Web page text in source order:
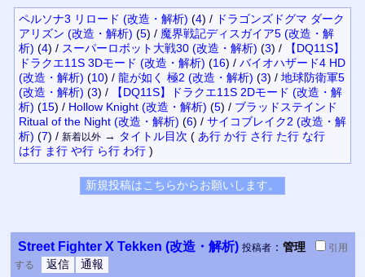
ペルソナ3 リロード (改造・解析) (4) / ドラゴンズドグマ ダーク
アリズン (改造・解析) (5) / 魔界戦記ディスガイア5 (改造・解
析) (4) / スーパーロボット大戦30 (改造・解析) (3) /
【DQ11S】
ドラクエ11S 3Dモード (改造・解析) (16) / バイオハザード4 HD
(改造・解析) (10) / 龍が如く 極2 (改造・解析) (3) / 地球防衛軍5
(改造・解析) (3) /
【DQ11S】ドラクエ11S 2Dモード (改造・解
析) (15) / Hollow Knight (改造・解析) (5) / ブラッドステインド
Ritual of the Night (改造・解析) (6) / サイコブレイク2 (改造・解
析) (7) / 新着以外 → タイトル目次 ( あ行 か行 さ行 た行 な行
は行 ま行 や行 ら行 わ行 )
Street Fighter X Tekken (改造・解析) 投稿者： 管理
引用
する